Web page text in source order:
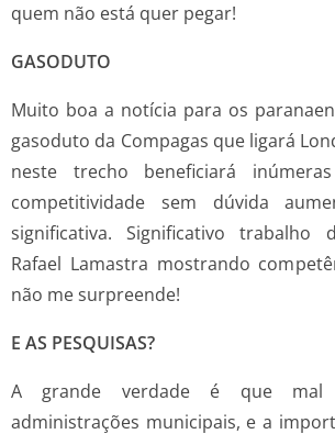
quem não está quer pegar!
GASODUTO
Muito boa a notícia para os
gasoduto da Compagas que ligará
neste trecho beneficiará
competitividade sem dúvida
significativa. Significativo trabalho
Rafael Lamastra mostrando
não me surpreende!
E AS PESQUISAS?
A grande verdade é que mal
administrações municipais, e a